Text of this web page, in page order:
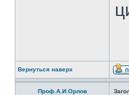
Вернуться наверх
Проф.А.И.Орлов